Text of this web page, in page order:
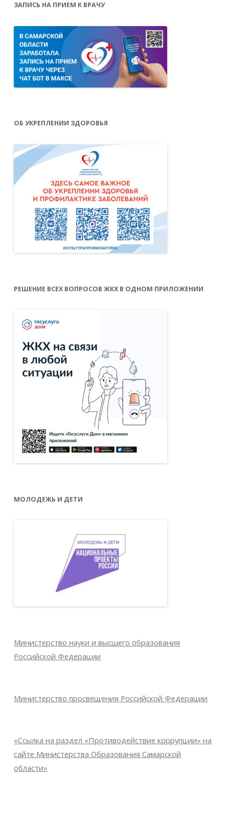
ЗАПИСЬ НА ПРИЕМ К ВРАЧУ
ОБ УКРЕПЛЕНИИ ЗДОРОВЬЯ
РЕШЕНИЕ ВСЕХ ВОПРОСОВ ЖКХ В ОДНОМ ПРИЛОЖЕНИИ
МОЛОДЕЖЬ И ДЕТИ
Министерство науки и высшего образования
Российской Федерации
Министерство просвещения Российской Федерации
«Ссылка на раздел «Противодействие коррупции» на
сайте Министерства Образования Самарской
области»